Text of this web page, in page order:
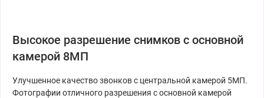
Высокое разрешение снимков с основной
камерой 8МП
Улучшенное качество звонков с центральной камерой 5МП.
Фотографии отличного разрешения с основной камерой